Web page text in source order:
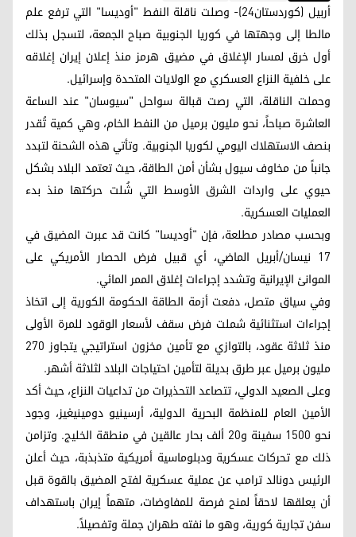
أربيل (كوردستان24)- وصلت ناقلة النفط "أوديسا" التي ترفع علم
مالطا إلى وجهتها في كوريا الجنوبية صباح الجمعة، لتسجل بذلك
أول خرق لمسار الإغلاق في مضيق هرمز منذ إعلان إيران إغلاقه
على خلفية النزاع العسكري مع الولايات المتحدة وإسرائيل.
وحملت الناقلة، التي رصت قبالة سواحل "سيوسان" عند الساعة
العاشرة صباحاً، نحو مليون برميل من النفط الخام، وهي كمية تُقدر
بنصف الاستهلاك اليومي لكوريا الجنوبية. وتأتي هذه الشحنة لتبدد
جانباً من مخاوف سيول بشأن أمن الطاقة، حيث تعتمد البلاد بشكل
حيوي على واردات الشرق الأوسط التي شُلت حركتها منذ بدء
العمليات العسكرية.
وبحسب مصادر مطلعة، فإن "أوديسا" كانت قد عبرت المضيق في
17 نيسان/أبريل الماضي، أي قبيل فرض الحصار الأمريكي على
الموانئ الإيرانية وتشدد إجراءات إغلاق الممر المائي.
وفي سياق متصل، دفعت أزمة الطاقة الحكومة الكورية إلى اتخاذ
إجراءات استثنائية شملت فرض سقف لأسعار الوقود للمرة الأولى
منذ ثلاثة عقود، بالتوازي مع تأمين مخزون استراتيجي يتجاوز 270
مليون برميل عبر طرق بديلة لتأمين احتياجات البلاد لثلاثة أشهر.
وعلى الصعيد الدولي، تتصاعد التحذيرات من تداعيات النزاع، حيث أكد
الأمين العام للمنظمة البحرية الدولية، أرسينيو دومينيغيز، وجود
نحو 1500 سفينة و20 ألف بحار عالقين في منطقة الخليج. وتزامن
ذلك مع تحركات عسكرية ودبلوماسية أمريكية متذبذبة، حيث أعلن
الرئيس دونالد ترامب عن عملية عسكرية لفتح المضيق بالقوة قبل
أن يعلقها لاحقاً لمنح فرصة للمفاوضات، متهماً إيران باستهداف
سفن تجارية كورية، وهو ما نفته طهران جملة وتفصيلاً.